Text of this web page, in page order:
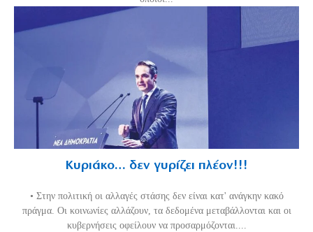
Κυριάκο… δεν γυρίζει πλέον!!!
• Στην πολιτική οι αλλαγές στάσης δεν είναι κατ' ανάγκην κακό
πράγμα. Οι κοινωνίες αλλάζουν, τα δεδομένα μεταβάλλονται και οι
κυβερνήσεις οφείλουν να προσαρμόζονται....